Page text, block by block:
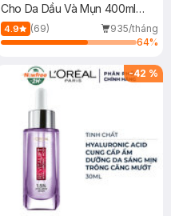
Cho Da Dầu Và Mụn 400ml
(Mới)
4.9 (69)
935/tháng
64%
-42 %